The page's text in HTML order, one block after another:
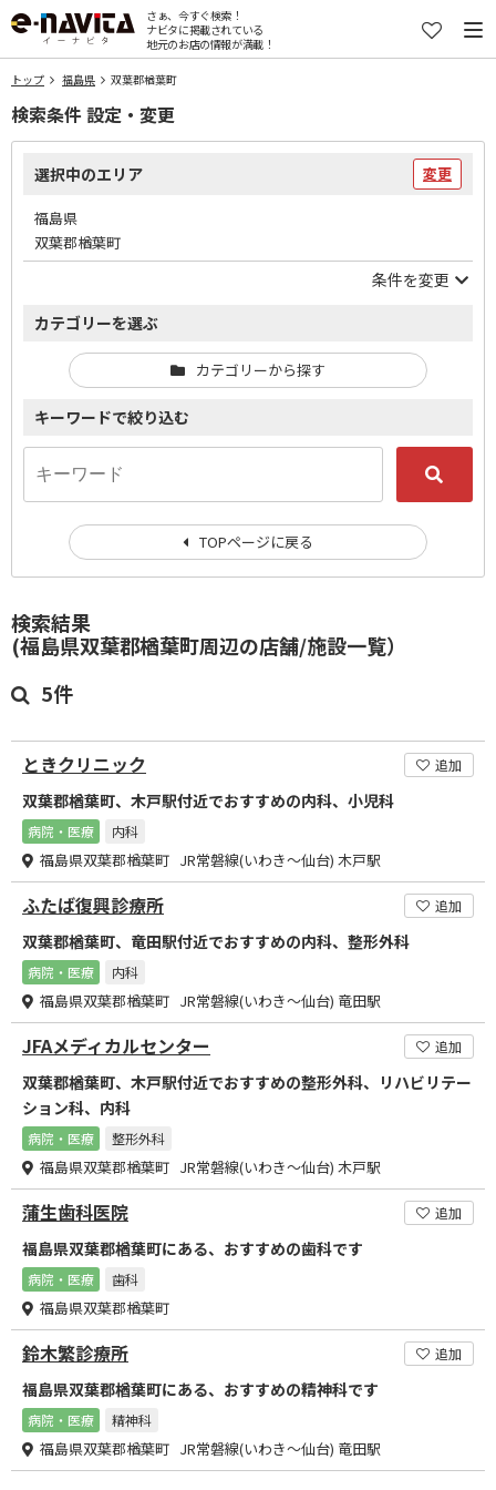
さぁ、今すぐ検索！
ナビタに掲載されている
地元のお店の情報が満載！
トップ 福島県 双葉郡楢葉町
検索結果
(福島県双葉郡楢葉町周辺の店舗/施設一覧）
5件
ときクリニック 追加
双葉郡楢葉町、木戸駅付近でおすすめの内科、小児科
病院・医療 内科
福島県双葉郡楢葉町 JR常磐線(いわき～仙台) 木戸駅
ふたば復興診療所 追加
双葉郡楢葉町、竜田駅付近でおすすめの内科、整形外科
病院・医療 内科
福島県双葉郡楢葉町 JR常磐線(いわき～仙台) 竜田駅
JFAメディカルセンター 追加
双葉郡楢葉町、木戸駅付近でおすすめの整形外科、リハビリテー
ション科、内科
病院・医療 整形外科
福島県双葉郡楢葉町 JR常磐線(いわき～仙台) 木戸駅
蒲生歯科医院 追加
福島県双葉郡楢葉町にある、おすすめの歯科です
病院・医療 歯科
福島県双葉郡楢葉町
鈴木繁診療所 追加
福島県双葉郡楢葉町にある、おすすめの精神科です
病院・医療 精神科
福島県双葉郡楢葉町 JR常磐線(いわき～仙台) 竜田駅
検索条件 設定・変更
選択中のエリア 変更
福島県
双葉郡楢葉町
条件を変更
カテゴリーを選ぶ
カテゴリーから探す
キーワードで絞り込む
TOPページに戻る